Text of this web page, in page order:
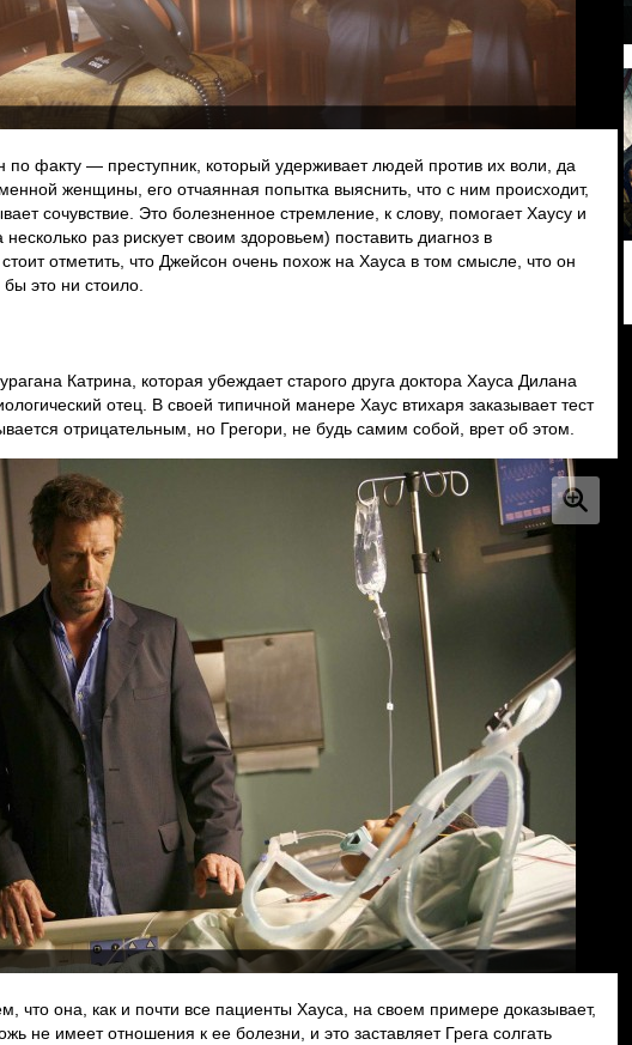
по факту — преступник, который удерживает людей против их воли, да
женщины, его отчаянная попытка выяснить, что с ним происходит,
сочувствие. Это болезненное стремление, к слову, помогает Хаусу и
раз рискует своим здоровьем) поставить диагноз в
отметить, что Джейсон очень похож на Хауса в том смысле, что он
это ни стоило.
Катрина, которая убеждает старого друга доктора Хауса Дилана
отец. В своей типичной манере Хаус втихаря заказывает тест
отрицательным, но Грегори, не будь самим собой, врет об этом.
что она, как и почти все пациенты Хауса, на своем примере доказывает,
не имеет отношения к ее болезни, и это заставляет Грега солгать